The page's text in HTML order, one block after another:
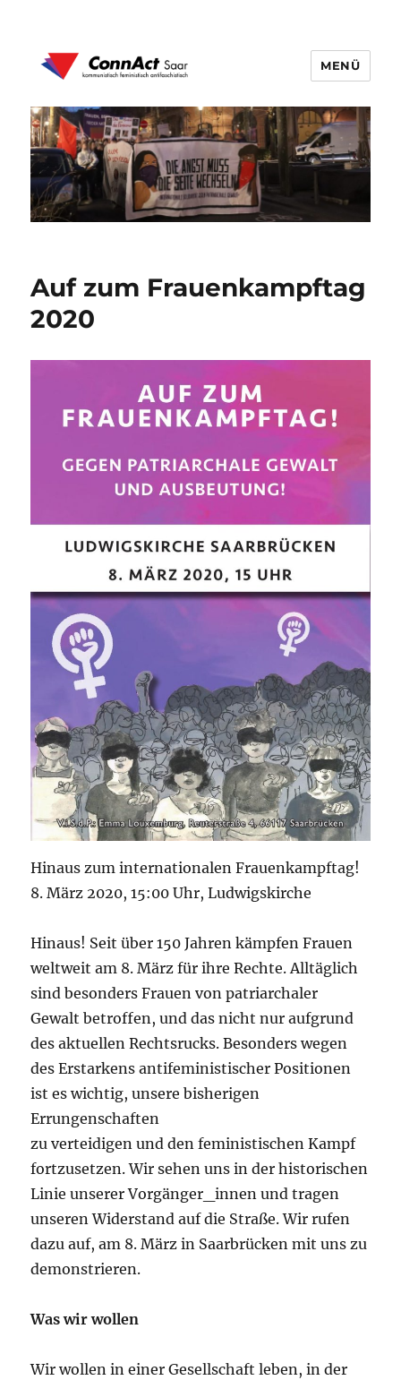
ConnAct Saar
MENÜ
Auf zum Frauenkampftag
2020
Hinaus zum internationalen Frauenkampftag!
8. März 2020, 15:00 Uhr, Ludwigskirche
Hinaus! Seit über 150 Jahren kämpfen Frauen
weltweit am 8. März für ihre Rechte. Alltäglich
sind besonders Frauen von patriarchaler
Gewalt betroffen, und das nicht nur aufgrund
des aktuellen Rechtsrucks.Besonders wegen
des Erstarkens antifeministischer Positionen
ist es wichtig, unsere bisherigen
Errungenschaften
zu verteidigen und den feministischen Kampf
fortzusetzen. Wir sehen uns in der historischen
Linie unserer Vorgänger_innen und tragen
unseren Widerstand auf die Straße. Wir rufen
dazu auf, am 8. März in Saarbrücken mit uns zu
demonstrieren.
Was wir wollen
Wir wollen in einer Gesellschaft leben, in der